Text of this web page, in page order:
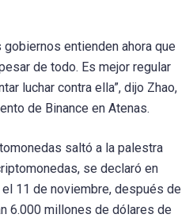
gobiernos entienden ahora que
de todo. Es mejor regular
luchar contra ella”, dijo Zhao,
de Binance en Atenas.
saltó a la palestra
se declaró en
11 de noviembre, después de
6.000 millones de dólares de